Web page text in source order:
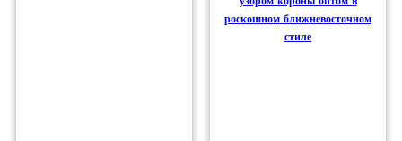
роскошном ближневосточном
стиле